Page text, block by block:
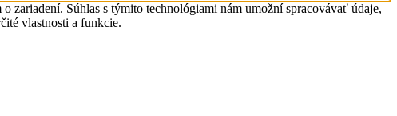
zariadení. Súhlas s týmito technológiami nám umožní spracovávať údaje,
vlastnosti a funkcie.